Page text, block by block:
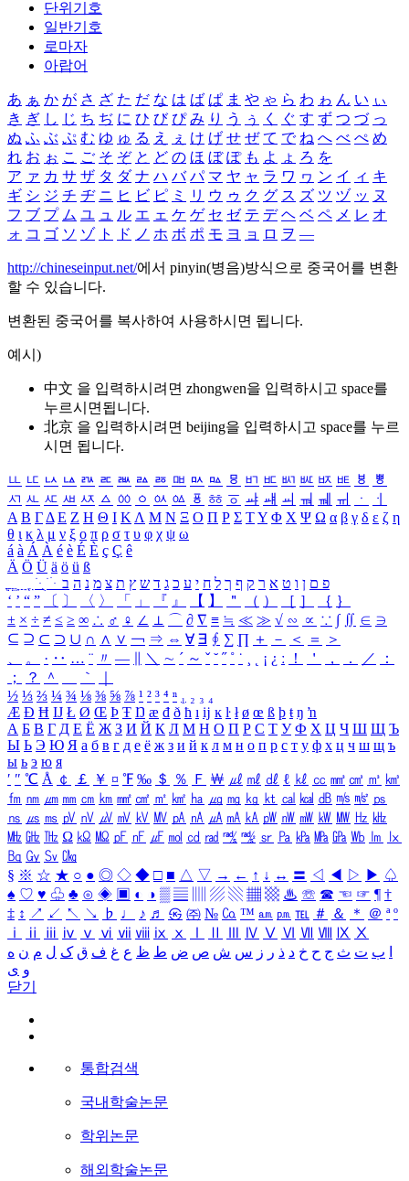
단위기호
일반기호
로마자
아랍어
あ ぁ か が さ ざ た だ な は ば ぱ ま や ゃ ら わ ゎ ん い ぃ
き ぎ し じ ち ぢ に ひ び ぴ み り う ぅ く ぐ す ず つ づ っ
ぬ ふ ぶ ぷ む ゆ ゅ る え ぇ け げ せ ぜ て で ね へ べ ぺ め
れ お ぉ こ ご そ ぞ と ど の ほ ぼ ぽ も よ ょ ろ を
ア ァ カ サ ザ タ ダ ナ ハ バ パ マ ヤ ャ ラ ワ ヮ ン イ ィ キ
ギ シ ジ チ ヂ ニ ヒ ビ ピ ミ リ ウ ゥ ク グ ス ズ ツ ヅ ッ ヌ
フ ブ プ ム ユ ュ ル エ ェ ケ ゲ セ ゼ テ デ ヘ ベ ペ メ レ オ
ォ コ ゴ ソ ゾ ト ド ノ ホ ボ ポ モ ヨ ョ ロ ヲ ―
http://chineseinput.net/에서 pinyin(병음)방식으로 중국어를 변환
할 수 있습니다.
변환된 중국어를 복사하여 사용하시면 됩니다.
예시)
中文 을 입력하시려면 zhongwen을 입력하시고 space를
누르시면됩니다.
北京 을 입력하시려면 beijing을 입력하시고 space를 누르
시면 됩니다.
ㅥ ㅦ ㅧ ㅨ ㅩ ㅪ ㅫ ㅬ ㅭ ㅮ ㅯ ㅰ ㅱ ㅲ ㅳ ㅴ ㅵ ㅶ ㅷ ㅸ
ㅹ
ㅺ ㅻ ㅼ ㅽ ㅾ ㅿ ㆀ ㆁ ㆂ ㆃ ㆄ ㆅ ㆆ ㆇ ㆈ ㆉ ㆊ ㆋ ㆌ ㆍ
ㆎ
Α Β ΓΔ Ε Ζ Η Θ Ι ΚΛ Μ Ν Ξ Ο Π Ρ Σ ΤΥ Φ Χ Ψ Ω α β γ δ ε ζ η
θ ι κ λ μ ν ξ ο π ρ σ τ υ φ χ ψ ω
á à Á À é è É È ç Ç ê
Ä Ö Ü ä ö ü ß
ִֶֹ ֻּ ׁׂ פ ם ן ו ט א ר ק ף ך ל ח י ע כ ג ד ש ץ ת צ מ נ ה ב
‘ ’ “ ” 〔 〕 〈 〉 「 」 『 』 【 】 ＂ （ ） ［ ］ ｛ ｝
± × ÷ ≠ ≤ ≥ ∞ ∴ ♂ ♀ ∠ ⊥ ⌒ ∂ ∇ ≡ ≒ ≪ ≫ √ ∽ ∝ ∵ ∫ ∬ ∈ ∋
⊆ ⊇ ⊂ ⊃ ∪ ∩ ∧ ∨ ￢ ⇒ ⇔ ∀ ∃ ∮ ∑ ∏ ＋ － ＜ ＝
＞
、
。 · ‥ … ¨ 〃 ― ＼ ∼ ´ ～ ˇ ˘ ˝ ˚ ˙ ¸ ¡ ¿ ː ！ ＇ ， ． ／
：
；
？ ＾ ｀
½ ⅓ ⅔ ¼ ¾ ⅛ ⅜ ⅝ ⅞ ¹ ² ³ ⁴ ⁿ ₁ ₂ ₃ ₄
Æ Ð Ħ Ĳ Ł Ø Œ Þ Ŧ Ŋ æ đ ð ħ ı ĳ ĸ ŀ ł ø œ ß þ ŧ ŋ ŉ
А Б В Г Д Е Ё Ж З И Й К Л М Н О П Р С Т У Ф Х Ц Ч Ш Щ Ъ
Ы Ь Э Ю Я а б в г д е ё ж з и й к л м н о п р с т у ф х ц ч ш щ ъ
ы ь э ю я
′ ″ ℃ Å ￠ ￡ ￥ ¤ ℉ ‰ ＄ ％ Ｆ ￦ ㎕ ㎖ ㎗ ℓ ㎘ ㏄ ㎣ ㎤ ㎥ ㎦
㎙ ㎚ ㎛ ㎜ ㎝ ㎞ ㎟ ㎠ ㎡ ㎢ ㏊ ㎍ ㎎ ㎏ ㏏ ㎈ ㎉ ㏈ ㎧ ㎨ ㎰
㎱ ㎲ ㎳ ㎴ ㎵ ㎶ ㎷ ㎸ ㎹ ㎀ ㎁ ㎂ ㎃ ㎄ ㎺ ㎻ ㎽ ㎾ ㎿ ㎐ ㎑
㎒ ㎓ ㎔ Ω ㏀ ㏁ ㎊ ㎋ ㎌ ㏖ ㏅ ㎭ ㎮ ㎯ ㏛ ㎩ ㎪ ㎫ ㎬ ㏝ ㏐
㏓
㏃ ㏉ ㏜ ㏆
§ ※ ☆ ★ ○ ● ◎ ◇ ◆ □ ■ △ ▽ → ← ↑ ↓ ↔ 〓 ◁ ◀ ▷ ▶ ♤
♠ ♡ ♥ ♧ ♣ ⊙ ◈ ▣ ◐ ◑ ▒ ▤ ▨ ▧ ▦ ▩ ♨ ☏ ☎ ☜ ☞ ¶ †
‡ ↕ ↗ ↙ ↖ ↘ ♭ ♩ ♪ ♬ ㉿ ㈜ № ㏇ ™ ㏂ ㏘ ℡ ＃ ＆ ＊ ＠ ª º
ⅰ
ⅱ ⅲ ⅳ ⅴ ⅵ ⅶ ⅷ ⅸ ⅹ Ⅳ Ⅴ Ⅵ Ⅶ Ⅷ Ⅸ Ⅹ
ب ت ث ج ح خ د ذ ر ز س ش ص ض ط ظ ع غ ف ق ک ل م ن ه
و ی
닫기
통합검색
국내학술논문
학위논문
해외학술논문